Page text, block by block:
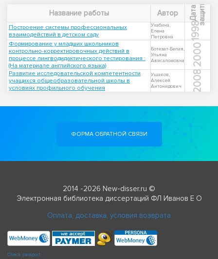
Название работы Автор Д
а
т
а
з
а
щ
и
т ы
Построение системы профессиональных
взаимодействий в детском саду
Ухабина,
Елена
Петровна
1998
Формирование у младших школьников
контрольно-корректировочных действий в
процессе лингводидактического тестирования :
(На материале английского языка)
Ботезат-Белая,
Ульяна
Ависаломовна
2000
Развитие исследовательской компетентности
учащихся общеобразовательной школы в
условиях профильного обучения
Ушаков,
Алексей
Антонидович
2008
ФОРМА ОБРАТНОЙ СВЯЗИ
2014 -2026 New-disser.ru ©
Электронная библиотека диссертаций ФЛ Иванов Е О
Оплата, доставка, условия возврата
Check passport